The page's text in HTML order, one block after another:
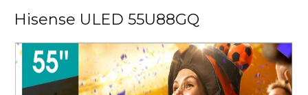
Hisense ULED 55U88GQ